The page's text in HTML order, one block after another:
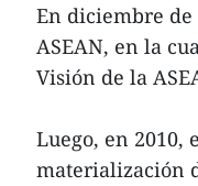
En diciembre de
ASEAN, en la
Visión de la
Luego, en
materialización